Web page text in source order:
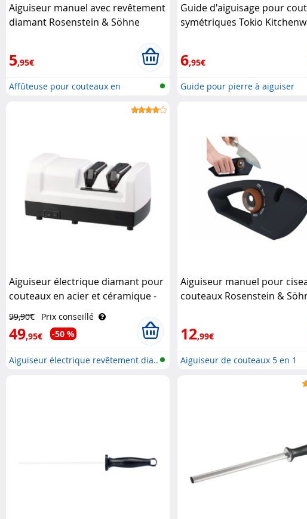
Aiguiseur manuel avec revêtement
diamant Rosenstein & Söhne
5,95€
Affûteuse pour couteaux en
Guide d'aiguisage pour
symétriques Tokio
6,95€
Guide pour pierre à aiguiser
Aiguiseur électrique diamant pour
couteaux en acier et céramique -
60 W Rosenstein & Söhne
99,90€ Prix conseillé
49,95€ -50 %
Aiguiseur électrique revêtement dia..
Aiguiseur manuel pour
couteaux Rosenstein &
12,99€
Aiguiseur de couteaux 5 en 1